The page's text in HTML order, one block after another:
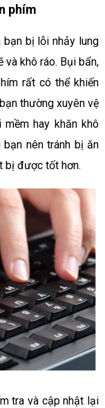
phím
bị lỗi nhảy lung
và khô ráo. Bụi bẩn,
rất có thể khiến
thường xuyên vệ
hay khăn khô
nên tránh bị ăn
bị được tốt hơn.
tra và cập nhật lại